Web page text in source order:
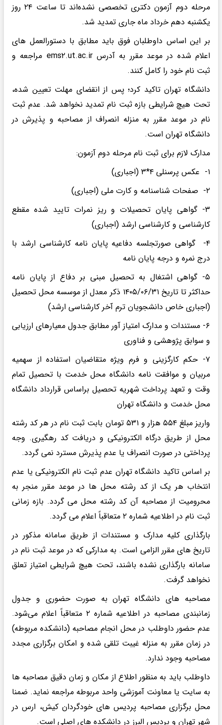
مرحله دوم آزمون دکتری تخصصی نشده‌اند تا ساعت ۲۴ روز
یکشنبه دهم خرداد ماه جاری تمدید شد.
بر این اساس داوطلبان فوق باید مطابق با دستورالعمل های
اعلام شده در موعد مقرر به آدرس ems۲.ut.ac.ir مراجعه و
ثبت نام خود را کامل کنند.
دانشگاه تهران تاکید کرد؛ پس از انقضای مهلت تعیین شده،
تحت هیچ شرایطی بازه ثبت نام تمدید نخواهد شد. عدم ثبت
نام در موعد مقرر به منزله انصراف از مصاحبه و پذیرش در
دانشگاه تهران است.
مدارک لازم برای ثبت نام مرحله دوم آزمون:
۱- عکس پرسنلی ۴*۳ (اجباری)
۲- صفحات شناسنامه و کارت ملی (اجباری)
۳- گواهی پایان تحصیلات و ریز نمرات تایید شده مقطع
کارشناسی و کارشناسی ارشد (اجباری)
۴- گواهی صورتجلسه دفاعیه پایان نامه کارشناسی ارشد با
درج نمره و درجه پایان نامه
۵- گواهی اشتغال به تحصیل مبنی بر دفاع از پایان نامه
حداکثر تا تاریخ ۱۴۰۵/۰۶/۳۱ ذکر معدل از موسسه محل تحصیل
(اجباری خاص دانشجویان ترم آخر کارشناسی ارشد)
۶- مستندات و مدارک امتیاز آور مطابق جدول معیارهای ارزیابی
و سوابق پژوهشی و فناوری
۷- حکم کارگزینی و فرم ویژه متقاضیان استفاده از سهمیه
مربیان و موافقت نامه دانشگاه محل خدمت با تحصیل تمام
وقت و تعهد پرداخت شهریه تحصیل براساس قرارداد دانشگاه
محل خدمت و دانشگاه تهران
واریز مبلغ ۵۵۴ هزار و ۵۳۱ تومان بابت ثبت نام در هر کد رشته
محل از طریق درگاه الکترونیکی و دریافت کد رهگیری. وجه
پرداختی در صورت انصراف یا عدم پذیرش مسترد نمی گردد.
بر اساس تاکید دانشگاه تهران عدم ثبت نام الکترونیکی یا عدم
انتخاب هر یک از کد رشته محل ها در موعد مقرر منجر به
محرومیت از مصاحبه آن کد رشته محل می گردد. بازه زمانی
ثبت نام در اطلاعیه شماره ۲ متعاقباً اعلام می گردد.
بارگذاری کلیه مدارک و مستندات از طریق سامانه مذکور در
تاریخ های مقرر الزامی است. به مدارکی که در موعد ثبت نام در
سامانه بارگذاری نشده باشند، تحت هیچ شرایطی امتیاز تعلق
نخواهد گرفت.
مصاحبه های دانشگاه تهران به صورت حضوری و جدول
زمانبندی مصاحبه در اطلاعیه شماره ۲ متعاقباً اعلام می‌شود.
عدم حضور داوطلب در محل انجام مصاحبه (دانشکده مربوطه)
در زمان مقرر به منزله غیبت تلقی شده و امکان برگزاری مجدد
مصاحبه وجود ندارد.
داوطلب باید به منظور اطلاع از مکان و زمان دقیق مصاحبه ها
به سایت یا معاونت آموزشی واحد مربوطه مراجعه نماید. ضمنا
محل برگزاری مصاحبه پردیس های خودگردان کیش، ارس در
شهر تهران و پردیس البرز در دانشکده های اصلی است.